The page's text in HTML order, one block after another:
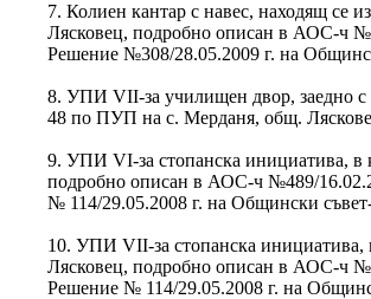
7. Колиен кантар с навес, находящ се
Лясковец, подробно описан в АОС-ч
Решение №308/28.05.2009 г. на
8. УПИ VІІ-за училищен двор, заедно
48 по ПУП на с. Мерданя, общ.
9. УПИ VІ-за стопанска инициатива,
подробно описан в АОС-ч №489/
№ 114/29.05.2008 г. на Общински
10. УПИ VІІ-за стопанска
Лясковец, подробно описан в АОС-ч
Решение № 114/29.05.2008 г. на